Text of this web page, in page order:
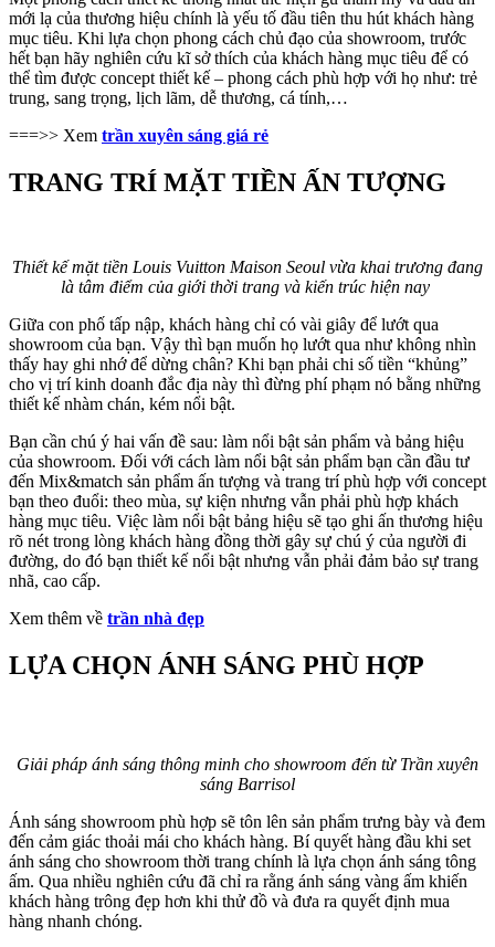
mới lạ của thương hiệu chính là yếu tố đầu tiên thu hút khách hàng
mục tiêu. Khi lựa chọn phong cách chủ đạo của showroom, trước
hết bạn hãy nghiên cứu kĩ sở thích của khách hàng mục tiêu để có
thể tìm được concept thiết kế – phong cách phù hợp với họ như: trẻ
trung, sang trọng, lịch lãm, dễ thương, cá tính,…
===>> Xem trần xuyên sáng giá rẻ
TRANG TRÍ MẶT TIỀN ẤN TƯỢNG
Thiết kế mặt tiền Louis Vuitton Maison Seoul vừa khai trương đang
là tâm điểm của giới thời trang và kiến trúc hiện nay
Giữa con phố tấp nập, khách hàng chỉ có vài giây để lướt qua
showroom của bạn. Vậy thì bạn muốn họ lướt qua như không nhìn
thấy hay ghi nhớ để dừng chân? Khi bạn phải chi số tiền “khủng”
cho vị trí kinh doanh đắc địa này thì đừng phí phạm nó bằng những
thiết kế nhàm chán, kém nổi bật.
Bạn cần chú ý hai vấn đề sau: làm nổi bật sản phẩm và bảng hiệu
của showroom. Đối với cách làm nổi bật sản phẩm bạn cần đầu tư
đến Mix&match sản phẩm ấn tượng và trang trí phù hợp với concept
bạn theo đuổi: theo mùa, sự kiện nhưng vẫn phải phù hợp khách
hàng mục tiêu. Việc làm nổi bật bảng hiệu sẽ tạo ghi ấn thương hiệu
rõ nét trong lòng khách hàng đồng thời gây sự chú ý của người đi
đường, do đó bạn thiết kế nổi bật nhưng vẫn phải đảm bảo sự trang
nhã, cao cấp.
Xem thêm về trần nhà đẹp
LỰA CHỌN ÁNH SÁNG PHÙ HỢP
Giải pháp ánh sáng thông minh cho showroom đến từ Trần xuyên
sáng Barrisol
Ánh sáng showroom phù hợp sẽ tôn lên sản phẩm trưng bày và đem
đến cảm giác thoải mái cho khách hàng. Bí quyết hàng đầu khi set
ánh sáng cho showroom thời trang chính là lựa chọn ánh sáng tông
ấm. Qua nhiều nghiên cứu đã chỉ ra rằng ánh sáng vàng ấm khiến
khách hàng trông đẹp hơn khi thử đồ và đưa ra quyết định mua
hàng nhanh chóng.